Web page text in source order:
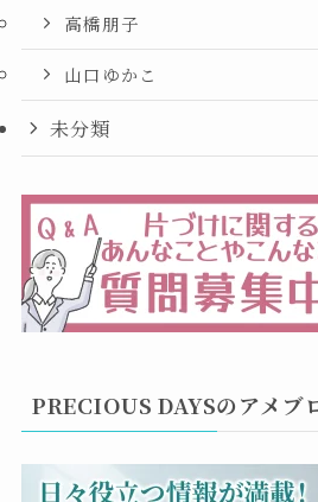
高橋朋子
山口ゆかこ
未分類
PRECIOUS DAYSのアメブ